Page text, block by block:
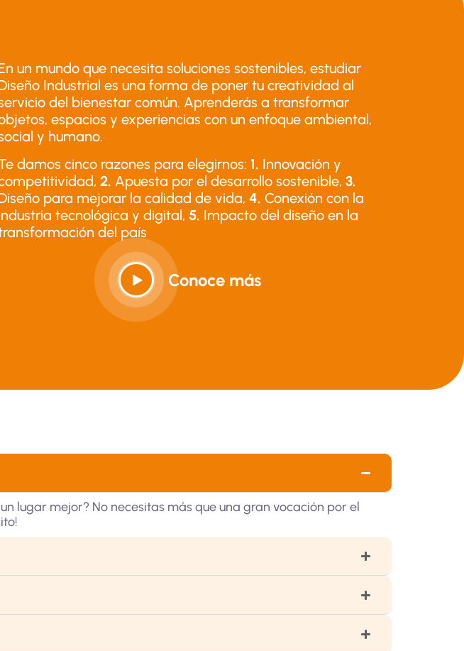
un mundo que necesita soluciones sostenibles, estudiar
Industrial es una forma de poner tu creatividad al
del bienestar común. Aprenderás a transformar
espacios y experiencias con un enfoque ambiental,
y humano.
damos cinco razones para elegirnos: 1. Innovación y
2. Apuesta por el desarrollo sostenible, 3.
para mejorar la calidad de vida, 4. Conexión con la
tecnológica y digital, 5. Impacto del diseño en la
del país
Conoce más
lugar mejor? No necesitas más que una gran vocación por el